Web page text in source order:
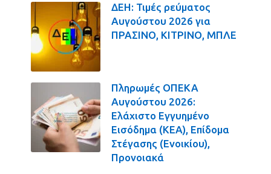
ΔΕΗ: Τιμές ρεύματος
Αυγούστου 2026 για
ΠΡΑΣΙΝΟ, ΚΙΤΡΙΝΟ, ΜΠΛΕ
Πληρωμές ΟΠΕΚΑ
Αυγούστου 2026:
Ελάχιστο Εγγυημένο
Εισόδημα (ΚΕΑ), Επίδομα
Στέγασης (Ενοικίου),
Προνοιακά